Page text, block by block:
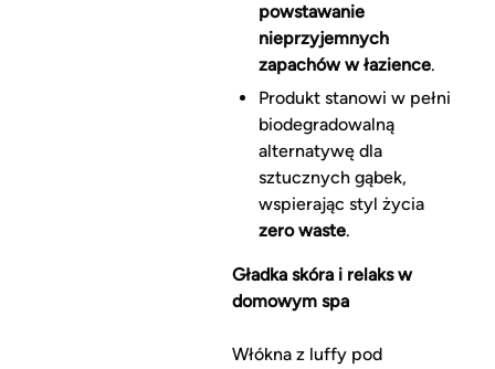
powstawanie
nieprzyjemnych
zapachów w łazience.
Produkt stanowi w pełni
biodegradowalną
alternatywę dla
sztucznych gąbek,
wspierając styl życia
zero waste.
Gładka skóra i relaks w
domowym spa
Włókna z luffy pod